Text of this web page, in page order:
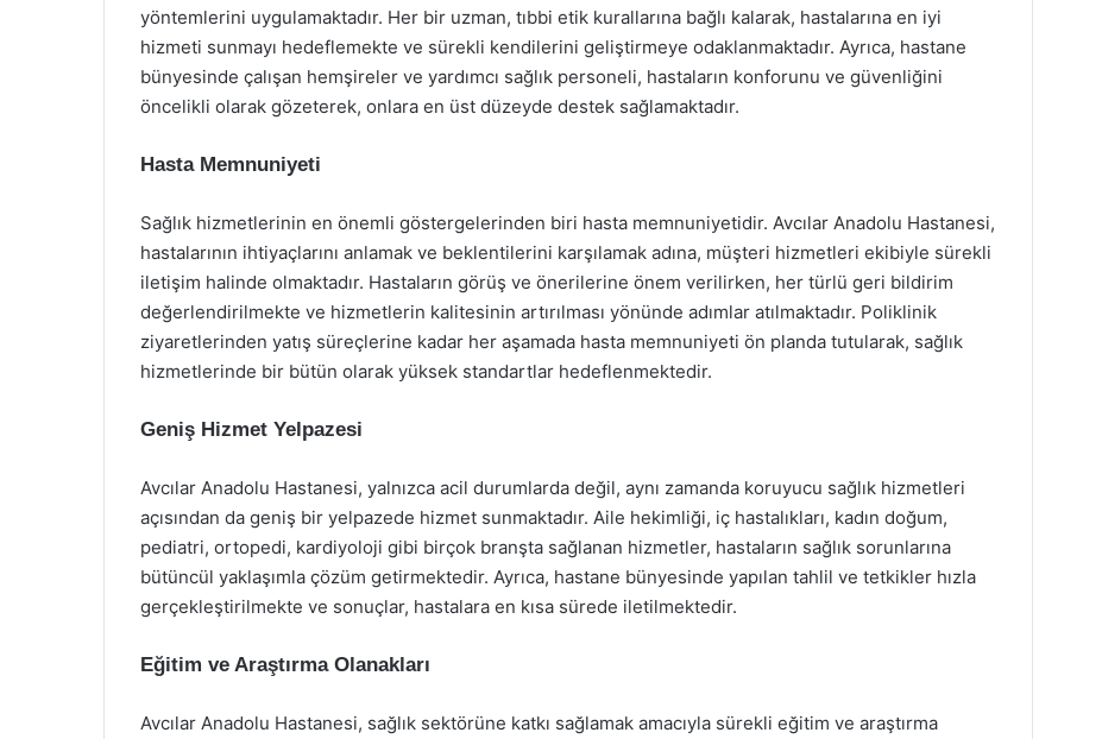
yöntemlerini uygulamaktadır. Her bir uzman, tıbbi etik kurallarına bağlı kalarak, hastalarına en iyi
hizmeti sunmayı hedeflemekte ve sürekli kendilerini geliştirmeye odaklanmaktadır. Ayrıca, hastane
bünyesinde çalışan hemşireler ve yardımcı sağlık personeli, hastaların konforunu ve güvenliğini
öncelikli olarak gözeterek, onlara en üst düzeyde destek sağlamaktadır.
Hasta Memnuniyeti
Sağlık hizmetlerinin en önemli göstergelerinden biri hasta memnuniyetidir. Avcılar Anadolu Hastanesi,
hastalarının ihtiyaçlarını anlamak ve beklentilerini karşılamak adına, müşteri hizmetleri ekibiyle sürekli
iletişim halinde olmaktadır. Hastaların görüş ve önerilerine önem verilirken, her türlü geri bildirim
değerlendirilmekte ve hizmetlerin kalitesinin artırılması yönünde adımlar atılmaktadır. Poliklinik
ziyaretlerinden yatış süreçlerine kadar her aşamada hasta memnuniyeti ön planda tutularak, sağlık
hizmetlerinde bir bütün olarak yüksek standartlar hedeflenmektedir.
Geniş Hizmet Yelpazesi
Avcılar Anadolu Hastanesi, yalnızca acil durumlarda değil, aynı zamanda koruyucu sağlık hizmetleri
açısından da geniş bir yelpazede hizmet sunmaktadır. Aile hekimliği, iç hastalıkları, kadın doğum,
pediatri, ortopedi, kardiyoloji gibi birçok branşta sağlanan hizmetler, hastaların sağlık sorunlarına
bütüncül yaklaşımla çözüm getirmektedir. Ayrıca, hastane bünyesinde yapılan tahlil ve tetkikler hızla
gerçekleştirilmekte ve sonuçlar, hastalara en kısa sürede iletilmektedir.
Eğitim ve Araştırma Olanakları
Avcılar Anadolu Hastanesi, sağlık sektörüne katkı sağlamak amacıyla sürekli eğitim ve araştırma